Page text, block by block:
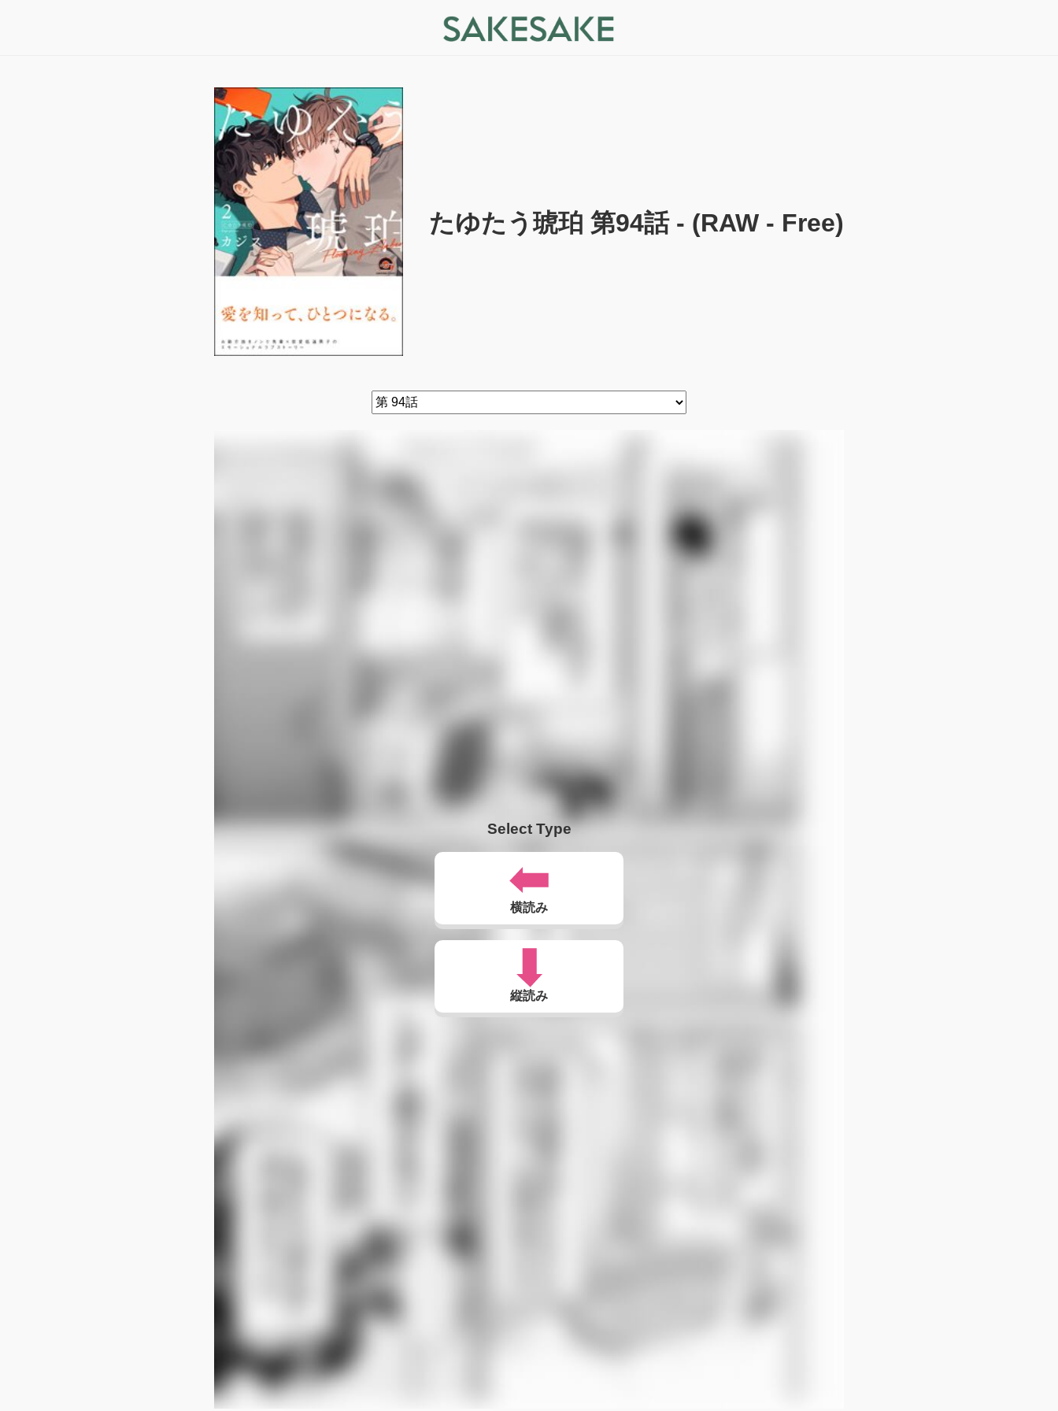
たゆたう琥珀 第94話 - (RAW - Free)
Select Type
横読み
縦読み